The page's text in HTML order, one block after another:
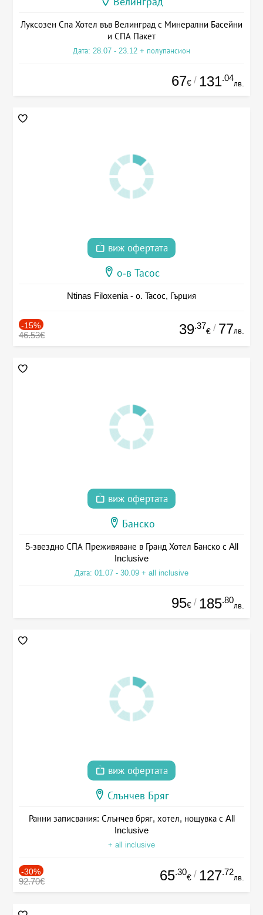
Луксозен Спа Хотел във Велинград с Минерални Басейни
и СПА Пакет
Дата: 28.07 - 23.12 + полупансион
67€ / 131.04
лв.
виж офертата
о-в Тасос
Ntinas Filoxenia - о. Тасос, Гърция
-15%
46.53€ 39.37
€ / 77лв.
виж офертата
Банско
5-звездно СПА Преживяване в Гранд Хотел Банско с All
Inclusive
Дата: 01.07 - 30.09 + all inclusive
95€ / 185.80
лв.
виж офертата
Слънчев Бряг
Ранни записвания: Слънчев бряг, хотел, нощувка с All
Inclusive
+ all inclusive
-30%
92.70€ 65.30
€ / 127.72
лв.